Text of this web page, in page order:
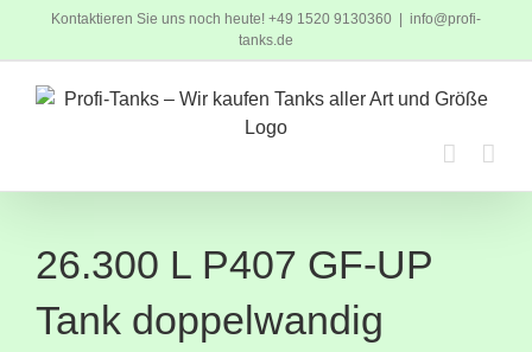
Kontaktieren Sie uns noch heute! +49 1520 9130360
info@profi-
tanks.de
26.300 L P407 GF-UP
Tank doppelwandig